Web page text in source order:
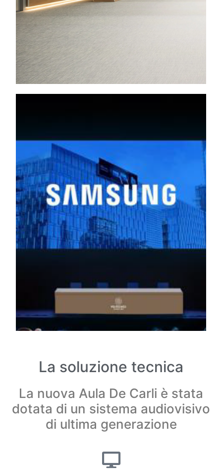
La soluzione tecnica
La nuova Aula De Carli è stata
dotata di un sistema audiovisivo
di ultima generazione